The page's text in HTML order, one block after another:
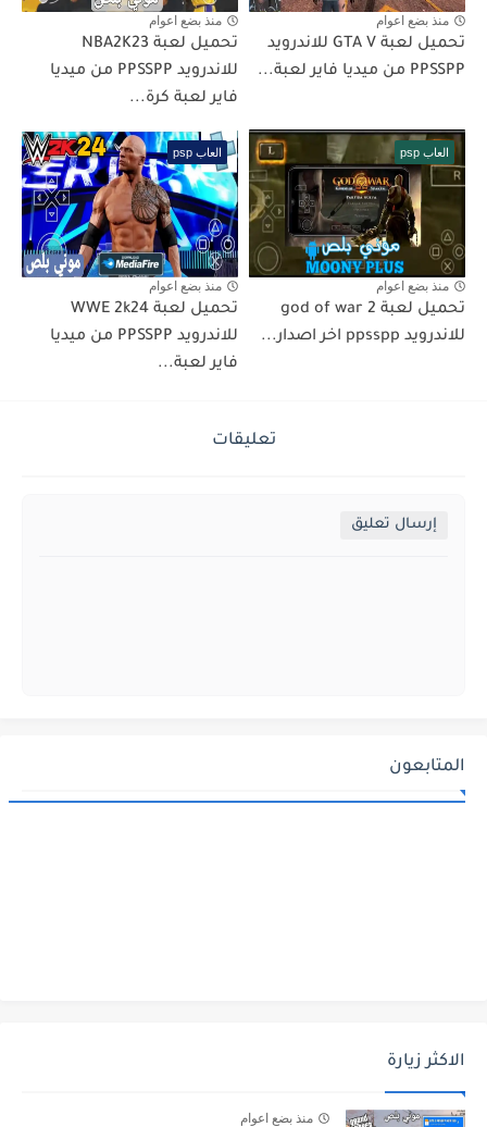
منذ بضع اعوام
تحميل لعبة GTA V للاندرويد
PPSSPP من ميديا فاير لعبة...
منذ بضع اعوام
تحميل لعبة NBA2K23
للاندرويد PPSSPP من ميديا
فاير لعبة كرة...
العاب psp
منذ بضع اعوام
تحميل لعبة god of war 2
للاندرويد ppsspp اخر اصدار...
العاب psp
منذ بضع اعوام
تحميل لعبة WWE 2k24
للاندرويد PPSSPP من ميديا
فاير لعبة...
تعليقات
إرسال تعليق
المتابعون
الاكثر زيارة
منذ بضع اعوام